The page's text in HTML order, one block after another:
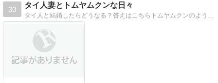
30
タイ人妻とトムヤムクンな日々